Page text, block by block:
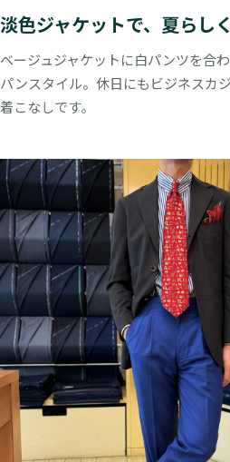
淡色ジャケットで、夏らし
ベージュジャケットに白パンツを合
パンスタイル。休日にもビジネスカ
着こなしです。